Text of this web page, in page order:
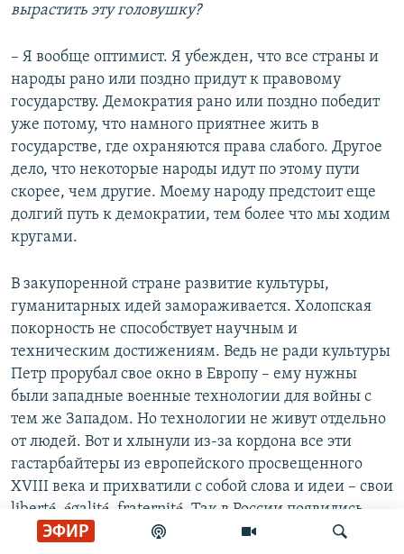
ЭФИР
вырастить эту головушку?
– Я вообще оптимист. Я убежден, что все страны и
народы рано или поздно придут к правовому
государству. Демократия рано или поздно победит
уже потому, что намного приятнее жить в
государстве, где охраняются права слабого. Другое
дело, что некоторые народы идут по этому пути
скорее, чем другие. Моему народу предстоит еще
долгий путь к демократии, тем более что мы ходим
кругами.
В закупоренной стране развитие культуры,
гуманитарных идей замораживается. Холопская
покорность не способствует научным и
техническим достижениям. Ведь не ради культуры
Петр прорубал свое окно в Европу – ему нужны
были западные военные технологии для войны с
тем же Западом. Но технологии не живут отдельно
от людей. Вот и хлынули из-за кордона все эти
гастарбайтеры из европейского просвещенного
XVIII века и прихватили с собой слова и идеи – свои
liberté, égalité, fraternité. Так в России появились
"русские европейцы", которые объявили войну